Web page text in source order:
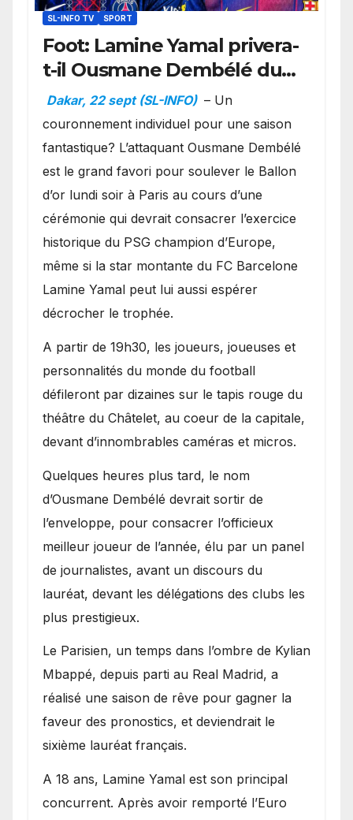
SL-INFO TV SPORT
Foot: Lamine Yamal privera-
t-il Ousmane Dembélé du
Ballon d’or ?
Dakar, 22 sept (SL-INFO) – Un
couronnement individuel pour une saison
fantastique? L’attaquant Ousmane Dembélé
est le grand favori pour soulever le Ballon
d’or lundi soir à Paris au cours d’une
cérémonie qui devrait consacrer l’exercice
historique du PSG champion d’Europe,
même si la star montante du FC Barcelone
Lamine Yamal peut lui aussi espérer
décrocher le trophée.
A partir de 19h30, les joueurs, joueuses et
personnalités du monde du football
défileront par dizaines sur le tapis rouge du
théâtre du Châtelet, au coeur de la capitale,
devant d’innombrables caméras et micros.
Quelques heures plus tard, le nom
d’Ousmane Dembélé devrait sortir de
l’enveloppe, pour consacrer l’officieux
meilleur joueur de l’année, élu par un panel
de journalistes, avant un discours du
lauréat, devant les délégations des clubs les
plus prestigieux.
Le Parisien, un temps dans l’ombre de Kylian
Mbappé, depuis parti au Real Madrid, a
réalisé une saison de rêve pour gagner la
faveur des pronostics, et deviendrait le
sixième lauréat français.
A 18 ans, Lamine Yamal est son principal
concurrent. Après avoir remporté l’Euro